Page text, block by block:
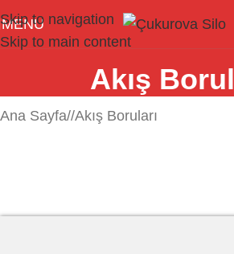
Skip to navigation
Skip to main content
MENU
Akış
Ana Sayfa/ Akış Boruları